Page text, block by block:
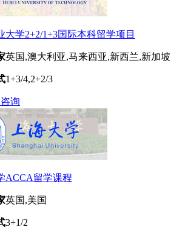
大学2+2/1+3国际本科留学项目
英国,澳大利亚,马来西亚,新西兰,新加坡
1+3/4,2+2/3
询
ACCA留学课程
英国,美国
3+1/2